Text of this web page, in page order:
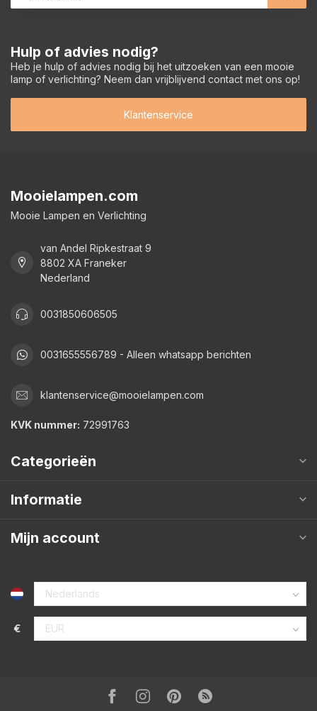
Hulp of advies nodig?
Heb je hulp of advies nodig bij het uitzoeken van een mooie
lamp of verlichting? Neem dan vrijblijvend contact met ons op!
Klantenservice
Mooielampen.com
Mooie Lampen en Verlichting
van Andel Ripkestraat 9
8802 XA Franeker
Nederland
0031850606505
0031655556789 - Alleen whatsapp berichten
klantenservice@mooielampen.com
KVK nummer: 72991763
Categorieën
Informatie
Mijn account
€